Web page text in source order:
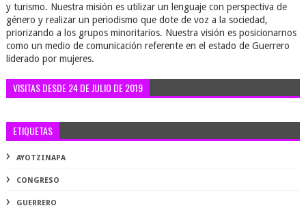
y turismo. Nuestra misión es utilizar un lenguaje con perspectiva de
género y realizar un periodismo que dote de voz a la sociedad,
priorizando a los grupos minoritarios. Nuestra visión es posicionarnos
como un medio de comunicación referente en el estado de Guerrero
liderado por mujeres.
VISITAS DESDE 24 DE JULIO DE 2019
ETIQUETAS
AYOTZINAPA
CONGRESO
GUERRERO